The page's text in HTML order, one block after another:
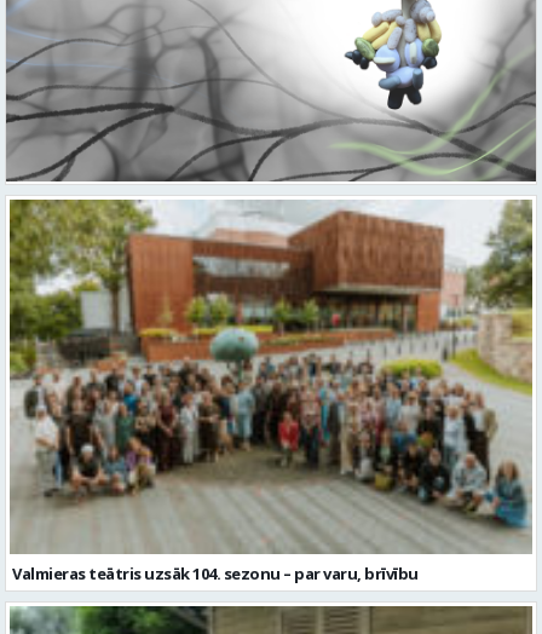
Valmieras teātris uzsāk 104. sezonu – par varu, brīvību